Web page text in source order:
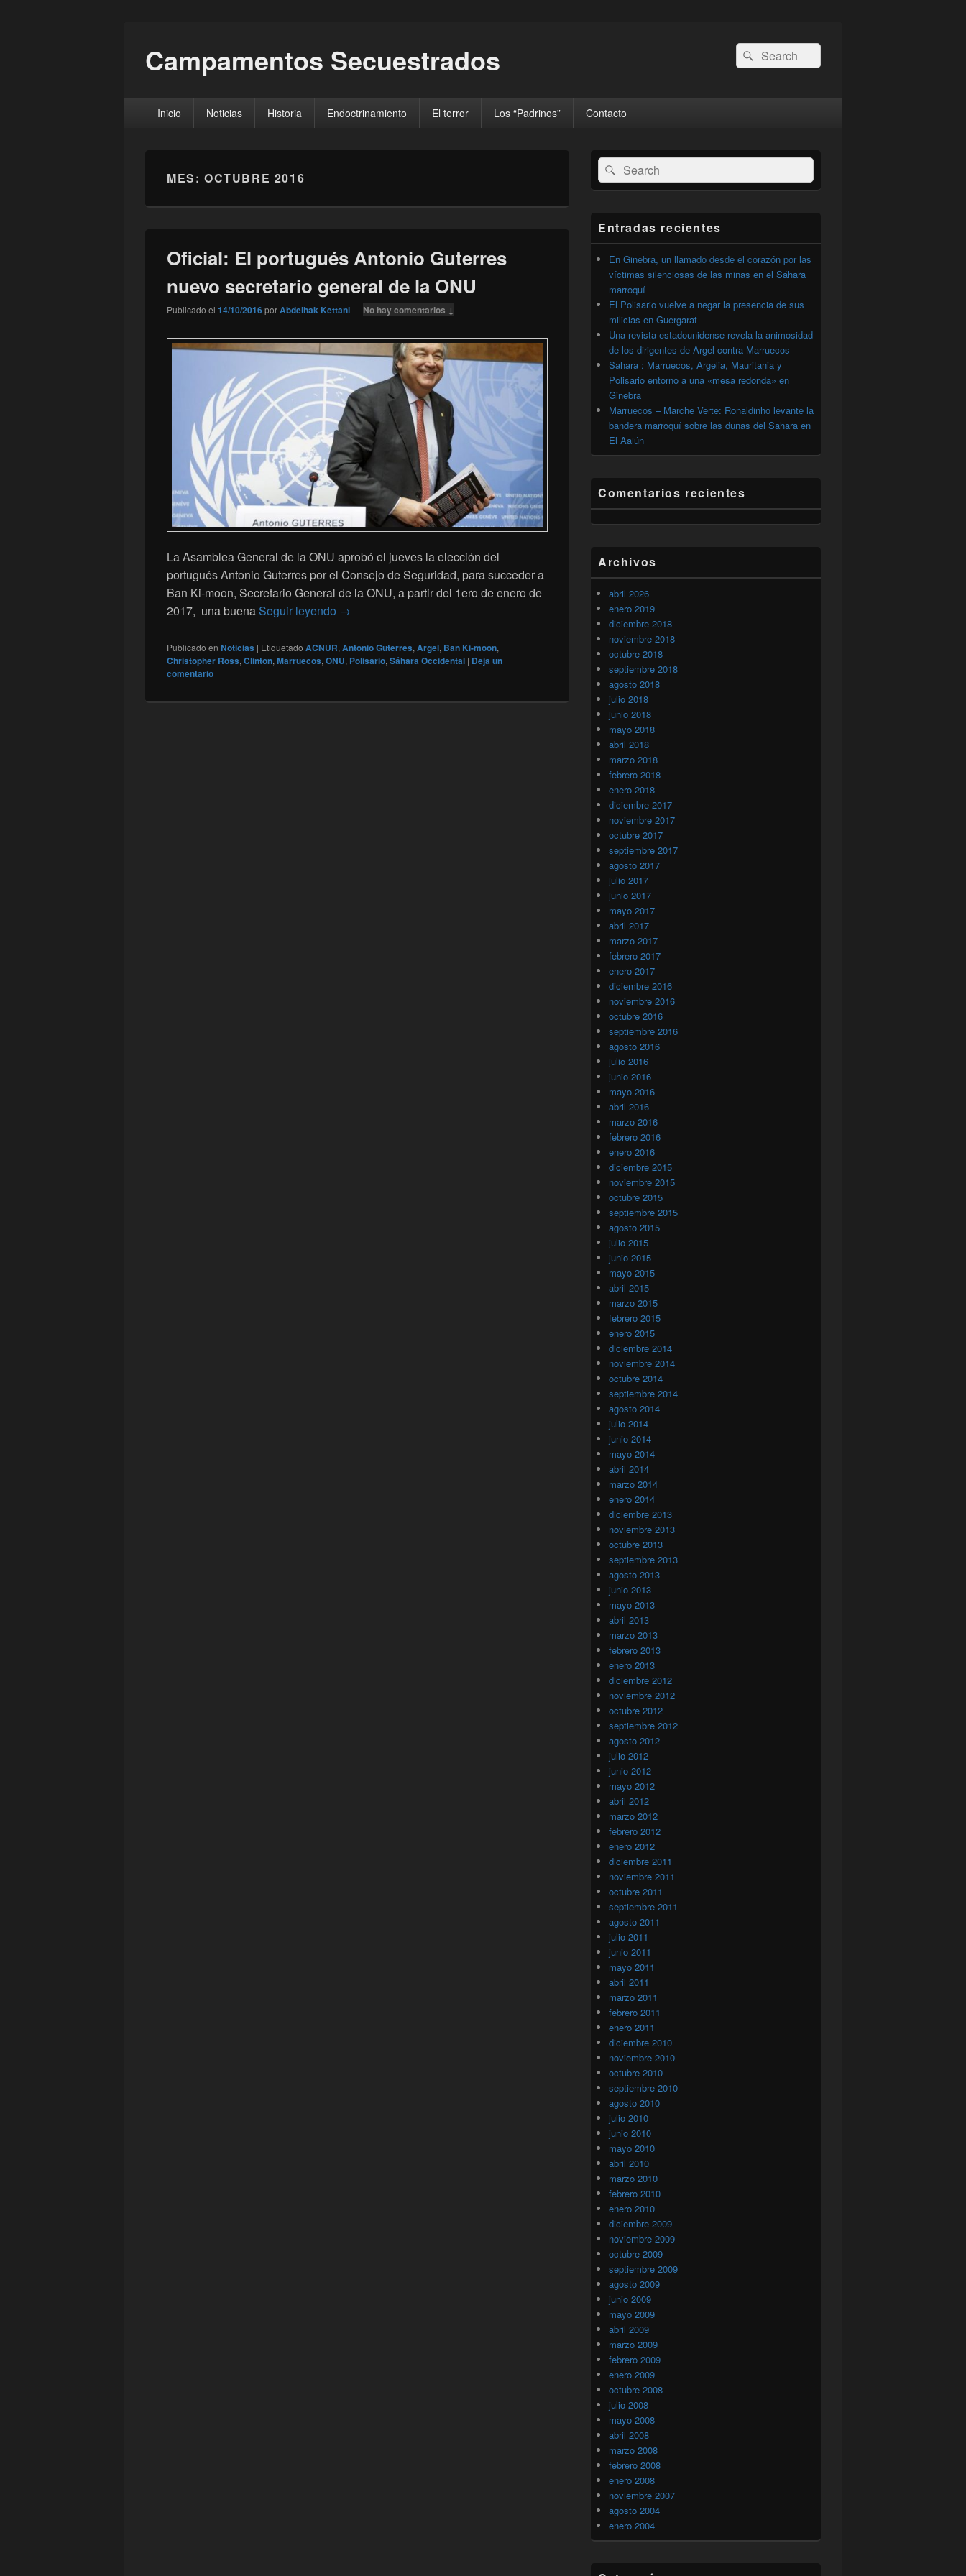
Campamentos Secuestrados
Buscar
por:
Buscar
principalInicio Noticias Historia Endoctrinamiento El terror Los “Padrinos” Contacto
MES: OCTUBRE 2016
Oficial: El portugués Antonio Guterres
nuevo secretario general de la ONU
Publicado el 14/10/2016porAbdelhak Kettani— No hay comentarios ↓
La Asamblea General de la ONU aprobó el jueves la elección del
portugués Antonio Guterres por el Consejo de Seguridad, para succeder a
Ban Ki-moon, Secretario General de la ONU, a partir del 1ero de enero de
2017, una buena Seguir leyendo Oficial: El portugués Antonio Guterres nuevo secretario general de la ONU
→
Publicado en Noticias | Etiquetado ACNUR, Antonio Guterres, Argel, Ban Ki-moon,
Christopher Ross, Clinton, Marruecos, ONU, Polisario, Sáhara Occidental | Deja un
comentario
El
área
de
widget
lateral
primaria
Buscar
por:
Buscar
Entradas recientes
En Ginebra, un llamado desde el corazón por las
víctimas silenciosas de las minas en el Sáhara
marroquí
El Polisario vuelve a negar la presencia de sus
milicias en Guergarat
Una revista estadounidense revela la animosidad
de los dirigentes de Argel contra Marruecos
Sahara : Marruecos, Argelia, Mauritania y
Polisario entorno a una «mesa redonda» en
Ginebra
Marruecos – Marche Verte: Ronaldinho levante la
bandera marroquí sobre las dunas del Sahara en
El Aaiún
Comentarios recientes
Archivos
abril 2026
enero 2019
diciembre 2018
noviembre 2018
octubre 2018
septiembre 2018
agosto 2018
julio 2018
junio 2018
mayo 2018
abril 2018
marzo 2018
febrero 2018
enero 2018
diciembre 2017
noviembre 2017
octubre 2017
septiembre 2017
agosto 2017
julio 2017
junio 2017
mayo 2017
abril 2017
marzo 2017
febrero 2017
enero 2017
diciembre 2016
noviembre 2016
octubre 2016
septiembre 2016
agosto 2016
julio 2016
junio 2016
mayo 2016
abril 2016
marzo 2016
febrero 2016
enero 2016
diciembre 2015
noviembre 2015
octubre 2015
septiembre 2015
agosto 2015
julio 2015
junio 2015
mayo 2015
abril 2015
marzo 2015
febrero 2015
enero 2015
diciembre 2014
noviembre 2014
octubre 2014
septiembre 2014
agosto 2014
julio 2014
junio 2014
mayo 2014
abril 2014
marzo 2014
enero 2014
diciembre 2013
noviembre 2013
octubre 2013
septiembre 2013
agosto 2013
junio 2013
mayo 2013
abril 2013
marzo 2013
febrero 2013
enero 2013
diciembre 2012
noviembre 2012
octubre 2012
septiembre 2012
agosto 2012
julio 2012
junio 2012
mayo 2012
abril 2012
marzo 2012
febrero 2012
enero 2012
diciembre 2011
noviembre 2011
octubre 2011
septiembre 2011
agosto 2011
julio 2011
junio 2011
mayo 2011
abril 2011
marzo 2011
febrero 2011
enero 2011
diciembre 2010
noviembre 2010
octubre 2010
septiembre 2010
agosto 2010
julio 2010
junio 2010
mayo 2010
abril 2010
marzo 2010
febrero 2010
enero 2010
diciembre 2009
noviembre 2009
octubre 2009
septiembre 2009
agosto 2009
junio 2009
mayo 2009
abril 2009
marzo 2009
febrero 2009
enero 2009
octubre 2008
julio 2008
mayo 2008
abril 2008
marzo 2008
febrero 2008
enero 2008
noviembre 2007
agosto 2004
enero 2004